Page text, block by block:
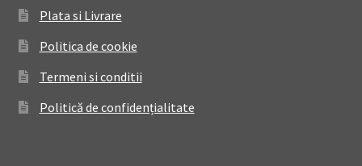
Plata si Livrare
Politica de cookie
Termeni si conditii
Politică de confidențialitate